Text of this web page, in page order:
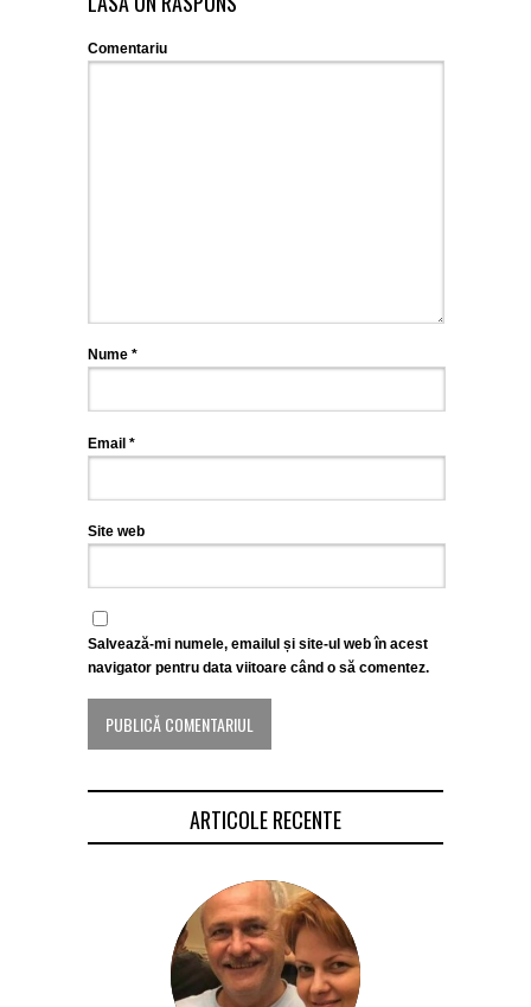
Comentariu
Nume *
Email *
Site web
Salvează-mi numele, emailul și site-ul web în acest
navigator pentru data viitoare când o să comentez.
ARTICOLE RECENTE